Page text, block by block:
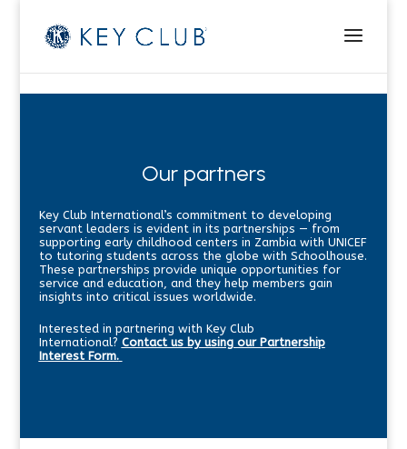
Our partners
Key Club International’s commitment to developing
servant leaders is evident in its partnerships — from
supporting early childhood centers in Zambia with UNICEF
to tutoring students across the globe with Schoolhouse.
These partnerships provide unique opportunities for
service and education, and they help members gain
insights into critical issues worldwide.
Interested in partnering with Key Club
International? Contact us by using our Partnership
Interest Form.